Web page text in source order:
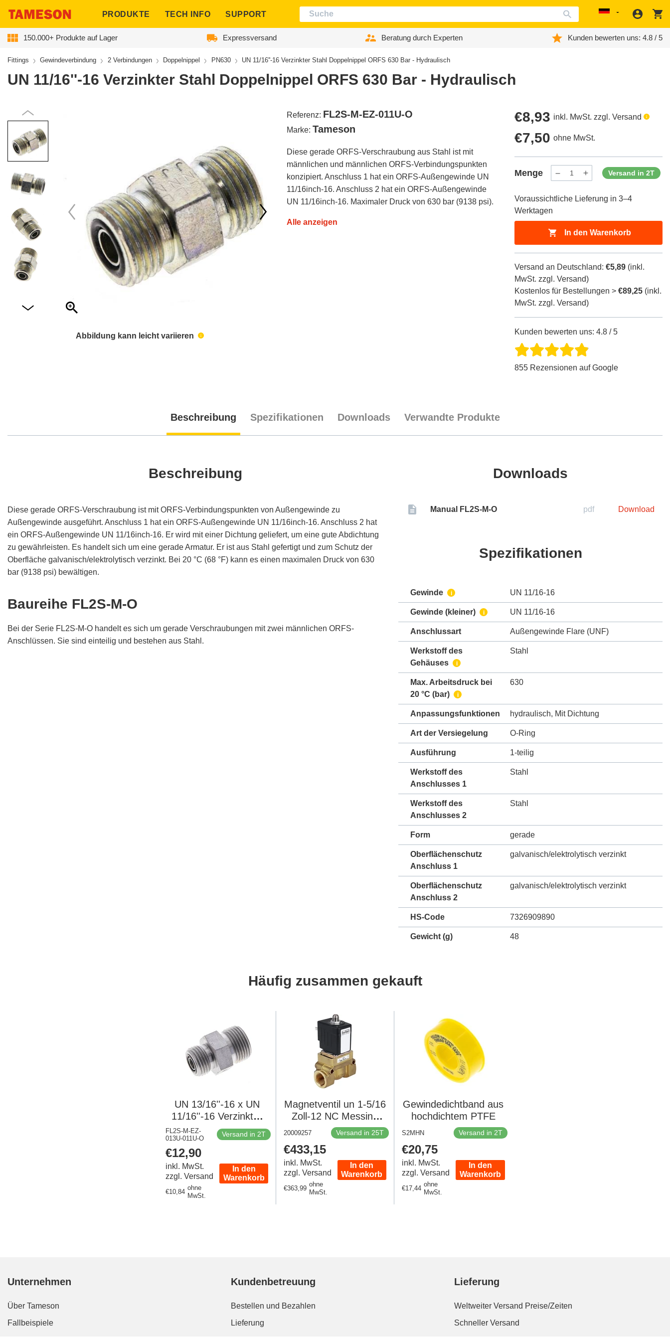
PRODUKTE TECH INFO SUPPORT Localization
150.000+ Produkte auf Lager Expressversand Beratung durch Experten Kunden bewerten uns: 4.8 / 5
Fittings Gewindeverbindung 2 Verbindungen Doppelnippel PN630 UN 11/16''-16 Verzinkter Stahl Doppelnippel ORFS 630 Bar - Hydraulisch
UN 11/16''-16 Verzinkter Stahl Doppelnippel ORFS 630 Bar - Hydraulisch
Abbildung kann leicht variieren
Referenz: FL2S-M-EZ-011U-O
Marke: Tameson
Diese gerade ORFS-Verschraubung aus Stahl ist mit
männlichen und männlichen ORFS-Verbindungspunkten
konzipiert. Anschluss 1 hat ein ORFS-Außengewinde UN
11/16inch-16. Anschluss 2 hat ein ORFS-Außengewinde
UN 11/16inch-16. Maximaler Druck von 630 bar (9138 psi).
Alle anzeigen
Regulärer
Preis
€8,93 inkl. MwSt. zzgl. Versand
Regulärer
Preis
€7,50 ohne MwSt.
Menge
Menge
ProductDrop
Menge
ProductDrop
Versand in 2T
Voraussichtliche Lieferung in 3–4
Werktagen
In den Warenkorb
Versand an Deutschland:€5,89 (inkl.
MwSt. zzgl. Versand)
Kostenlos für Bestellungen >€89,25 (inkl.
MwSt. zzgl. Versand)
Kunden bewerten uns: 4.8 / 5
855 Rezensionen auf Google
Beschreibung Spezifikationen Downloads Verwandte Produkte
Beschreibung
Diese gerade ORFS-Verschraubung ist mit ORFS-Verbindungspunkten von Außengewinde zu
Außengewinde ausgeführt. Anschluss 1 hat ein ORFS-Außengewinde UN 11/16inch-16. Anschluss 2 hat
ein ORFS-Außengewinde UN 11/16inch-16. Er wird mit einer Dichtung geliefert, um eine gute Abdichtung
zu gewährleisten. Es handelt sich um eine gerade Armatur. Er ist aus Stahl gefertigt und zum Schutz der
Oberfläche galvanisch/elektrolytisch verzinkt. Bei 20 °C (68 °F) kann es einen maximalen Druck von 630
bar (9138 psi) bewältigen.
Baureihe FL2S-M-O
Bei der Serie FL2S-M-O handelt es sich um gerade Verschraubungen mit zwei männlichen ORFS-
Anschlüssen. Sie sind einteilig und bestehen aus Stahl.
Downloads
Manual FL2S-M-O pdf Download
Spezifikationen
Gewinde i UN 11/16-16
Gewinde (kleiner) i UN 11/16-16
Anschlussart Außengewinde Flare (UNF)
Werkstoff des
Gehäuses
i
Stahl
Max. Arbeitsdruck bei
20 °C (bar)
i
630
Anpassungsfunktionen hydraulisch, Mit Dichtung
Art der Versiegelung O-Ring
Ausführung 1-teilig
Werkstoff des
Anschlusses 1
Stahl
Werkstoff des
Anschlusses 2
Stahl
Form gerade
Oberflächenschutz
Anschluss 1
galvanisch/elektrolytisch verzinkt
Oberflächenschutz
Anschluss 2
galvanisch/elektrolytisch verzinkt
HS-Code 7326909890
Gewicht (g) 48
Häufig zusammen gekauft
UN 13/16''-16 x UN
11/16''-16 Verzinkter
Stahl Doppelnippel
ORFS 630 Bar -
Hydraulisch
FL2S-M-EZ-
013U-011U-O
Versand in 2T
Regulärer
Preis
€12,90
inkl. MwSt.
zzgl. Versand
Regulärer
€10,84
ohne
MwSt.
In den
Warenkorb
Magnetventil un 1-5/16
Zoll-12 NC Messing
PTFE 1-20bar/15-
290psi 24VDC 5404
20009257
20009257 Versand in 25T
Regulärer
Preis
€433,15
inkl. MwSt.
zzgl. Versand
Regulärer
€363,99
ohne
MwSt.
In den
Warenkorb
Gewindedichtband aus
hochdichtem PTFE
S2MHN Versand in 2T
Regulärer
Preis
€20,75
inkl. MwSt.
zzgl. Versand
Regulärer
€17,44
ohne
MwSt.
In den
Warenkorb
Unternehmen
Über Tameson
Fallbeispiele
Kundenbetreuung
Bestellen und Bezahlen
Lieferung
Lieferung
Weltweiter Versand Preise/Zeiten
Schneller Versand